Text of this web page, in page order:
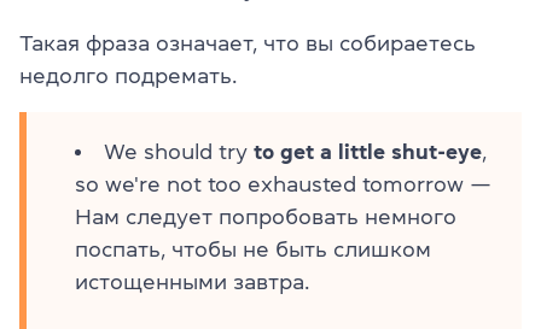
Такая фраза означает, что вы собираетесь
недолго подремать.
We should try to get a little shut-eye
so we're not too exhausted tomorrow —
Нам следует попробовать немного
поспать, чтобы не быть слишком
истощенными завтра.